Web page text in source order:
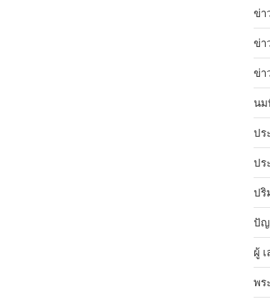
ข่า
ข่า
ข่า
นม
ปร
ปร
ปริ
ปัญ
ผู้
พร